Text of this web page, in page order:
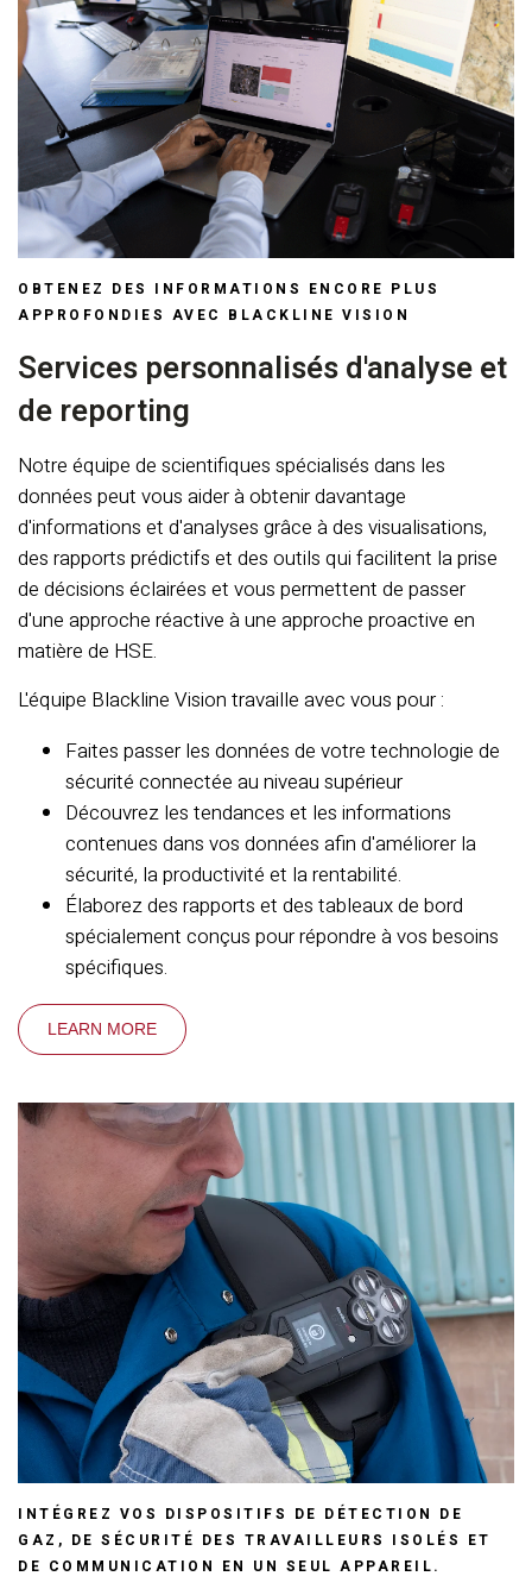
OBTENEZ DES INFORMATIONS ENCORE PLUS
APPROFONDIES AVEC BLACKLINE VISION
Services personnalisés d'analyse et
de reporting
Notre équipe de scientifiques spécialisés dans les
données peut vous aider à obtenir davantage
d'informations et d'analyses grâce à des visualisations,
des rapports prédictifs et des outils qui facilitent la prise
de décisions éclairées et vous permettent de passer
d'une approche réactive à une approche proactive en
matière de HSE.
L'équipe Blackline Vision travaille avec vous pour :
Faites passer les données de votre technologie de
sécurité connectée au niveau supérieur
Découvrez les tendances et les informations
contenues dans vos données afin d'améliorer la
sécurité, la productivité et la rentabilité.
Élaborez des rapports et des tableaux de bord
spécialement conçus pour répondre à vos besoins
spécifiques.
LEARN MORE
INTÉGREZ VOS DISPOSITIFS DE DÉTECTION DE
GAZ, DE SÉCURITÉ DES TRAVAILLEURS ISOLÉS ET
DE COMMUNICATION EN UN SEUL APPAREIL.